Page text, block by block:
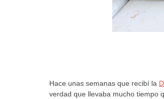
Hace unas semanas que recibí la
verdad que llevaba mucho tiempo